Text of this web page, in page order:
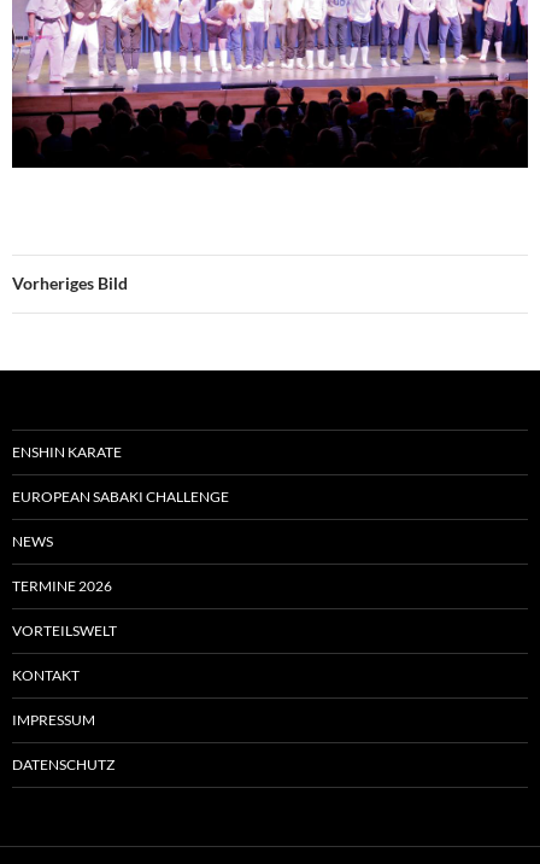
Vorheriges Bild
ENSHIN KARATE
EUROPEAN SABAKI CHALLENGE
NEWS
TERMINE 2026
VORTEILSWELT
KONTAKT
IMPRESSUM
DATENSCHUTZ